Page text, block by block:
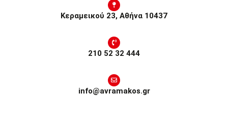
Κεραμεικού 23, Αθήνα 10437
210 52 32 444
info@avramakos.gr